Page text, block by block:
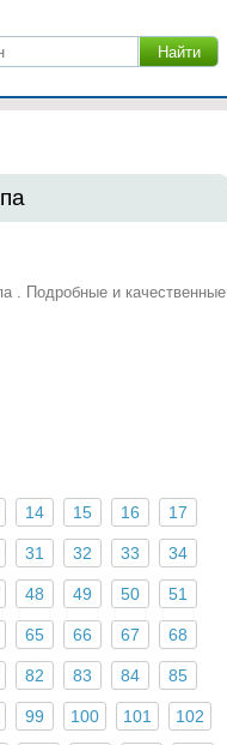
. Подробные и качественные
14 15 16 17
31 32 33 34
48 49 50 51
65 66 67 68
82 83 84 85
99 100 101 102